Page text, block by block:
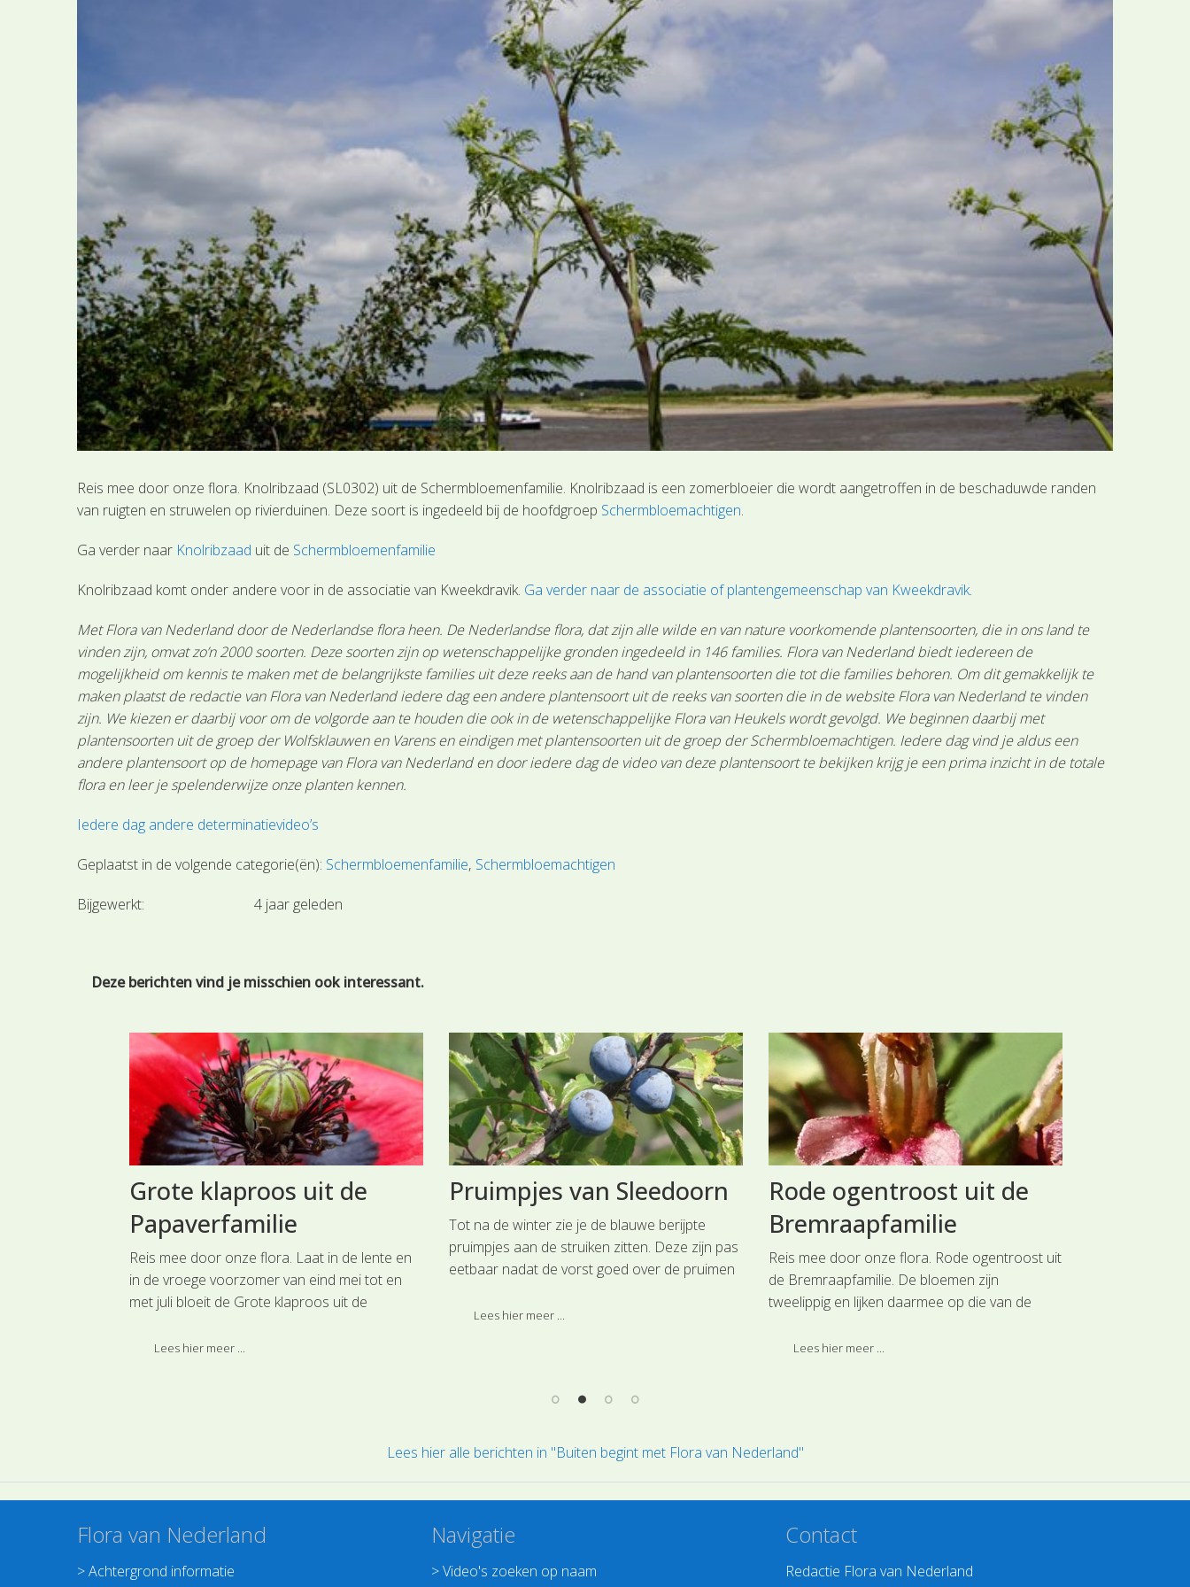
Reis mee door onze flora. Knolribzaad (SL0302) uit de Schermbloemenfamilie. Knolribzaad is een zomerbloeier die wordt aangetroffen in de beschaduwde randen
van ruigten en struwelen op rivierduinen. Deze soort is ingedeeld bij de hoofdgroep Schermbloemachtigen.
Ga verder naar Knolribzaad uit de Schermbloemenfamilie
Knolribzaad komt onder andere voor in de associatie van Kweekdravik. Ga verder naar de associatie of plantengemeenschap van Kweekdravik.
Met Flora van Nederland door de Nederlandse flora heen. De Nederlandse flora, dat zijn alle wilde en van nature voorkomende plantensoorten, die in ons land te
vinden zijn, omvat zo’n 2000 soorten. Deze soorten zijn op wetenschappelijke gronden ingedeeld in 146 families. Flora van Nederland biedt iedereen de
mogelijkheid om kennis te maken met de belangrijkste families uit deze reeks aan de hand van plantensoorten die tot die families behoren. Om dit gemakkelijk te
maken plaatst de redactie van Flora van Nederland iedere dag een andere plantensoort uit de reeks van soorten die in de website Flora van Nederland te vinden
zijn. We kiezen er daarbij voor om de volgorde aan te houden die ook in de wetenschappelijke Flora van Heukels wordt gevolgd. We beginnen daarbij met
plantensoorten uit de groep der Wolfsklauwen en Varens en eindigen met plantensoorten uit de groep der Schermbloemachtigen. Iedere dag vind je aldus een
andere plantensoort op de homepage van Flora van Nederland en door iedere dag de video van deze plantensoort te bekijken krijg je een prima inzicht in de totale
flora en leer je spelenderwijze onze planten kennen.
Iedere dag andere determinatievideo’s
Geplaatst in de volgende categorie(ën): Schermbloemenfamilie Schermbloemachtigen
Bijgewerkt: 4 jaar geleden
Deze berichten vind je misschien ook interessant.
Grote klaproos uit de
Papaverfamilie
Reis mee door onze flora. Laat in de lente en
in de vroege voorzomer van eind mei tot en
met juli bloeit de Grote klaproos uit de
hoofdgroep Ranonkelachtigen.
Lees hier meer ...
Pruimpjes van Sleedoorn
Tot na de winter zie je de blauwe berijpte
pruimpjes aan de struiken zitten. Deze zijn pas
eetbaar nadat de vorst goed over de pruimen
Lees hier meer ...
Rode ogentroost uit de
Bremraapfamilie
Reis mee door onze flora. Rode ogentroost uit
de Bremraapfamilie. De bloemen zijn
tweelippig en lijken daarmee op die van de
Lees hier meer ...
Lees hier alle berichten in "Buiten begint met Flora van Nederland"
Flora van Nederland
>Achtergrond informatie
Navigatie
>Video's zoeken op naam
Contact
Redactie Flora van Nederland